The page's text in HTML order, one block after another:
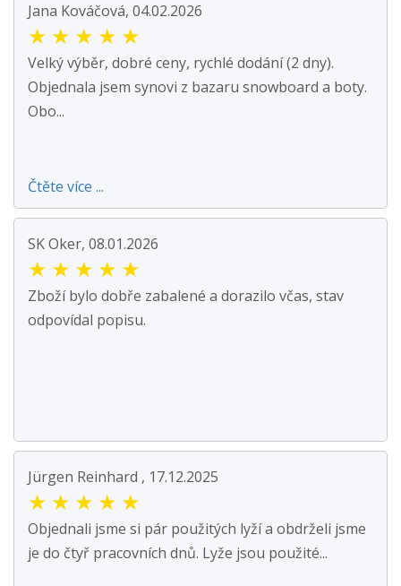
Jana Kováčová, 04.02.2026
★ ★ ★ ★ ★
Velký výběr, dobré ceny, rychlé dodání (2 dny).
Objednala jsem synovi z bazaru snowboard a boty.
Obo...
Čtěte více ...
SK Oker, 08.01.2026
★ ★ ★ ★ ★
Zboží bylo dobře zabalené a dorazilo včas, stav
odpovídal popisu.
Jürgen Reinhard , 17.12.2025
★ ★ ★ ★ ★
Objednali jsme si pár použitých lyží a obdrželi jsme
je do čtyř pracovních dnů. Lyže jsou použité...